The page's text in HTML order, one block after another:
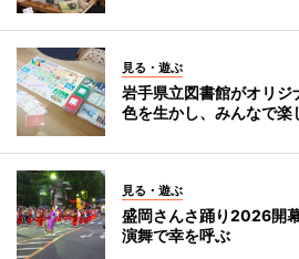
見る・遊ぶ
岩手県立図書館がオリ
色を生かし、みんなで楽
見る・遊ぶ
盛岡さんさ踊り2026開
演舞で幸を呼ぶ